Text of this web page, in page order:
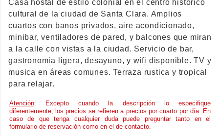
Casa hostal de estilo colonial en el centro histórico
cultural de la ciudad de Santa Clara. Amplios
cuartos con banos privados, aire acondicionado,
minibar, ventiladores de pared, y balcones que miran
a la calle con vistas a la ciudad. Servicio de bar,
gastronomia ligera, desayuno, y wifi disponible. TV y
musica en áreas comunes. Terraza rustica y tropical
para relajar.
Atención: Excepto cuando la descripción lo especifique
diferentemente, los precios se refieren a precios por cuarto por día. En
caso de que tenga cualquier duda puede preguntar tanto en el
formulario de reservación como en el de contacto.